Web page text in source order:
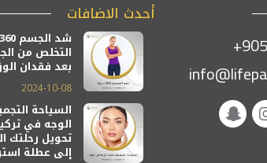
أحدث الاضافات
التخلص من
بعد فقدان
2024-10-08
السياحة
الوجه في
تحويل رحلتك
إلى عطلة